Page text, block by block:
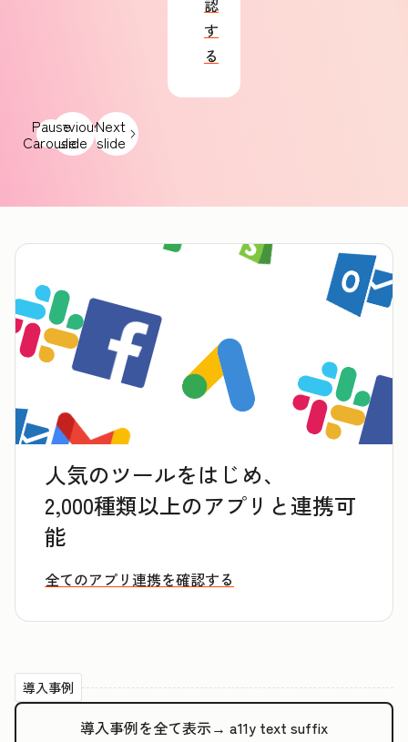
Previous
slide
Next
slide
認
す
る
Pause
Carousel
人気のツールをはじめ、
2,000種類以上のアプリと連携可
能
全てのアプリ連携を確認する
導入事例
導入事例を全て表示→ a11y text suffix